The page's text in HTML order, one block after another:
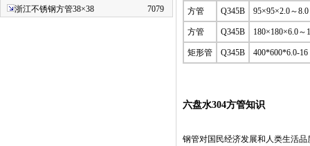
浙江不锈钢方管38×38
7079 方管 Q345B 95×95×2.0～8.0
方管 Q345B 180×180×6.0～
矩形管 Q345B 400*600*6.0-16
六盘水304方管知识
钢管对国民经济发展和人类生活